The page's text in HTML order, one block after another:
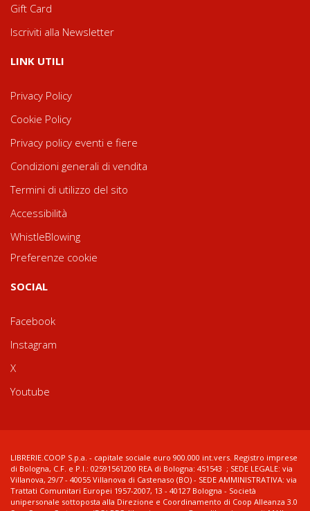
Gift Card
Iscriviti alla Newsletter
LINK UTILI
Privacy Policy
Cookie Policy
Privacy policy eventi e fiere
Condizioni generali di vendita
Termini di utilizzo del sito
Accessibilità
WhistleBlowing
Preferenze cookie
SOCIAL
Facebook
Instagram
X
Youtube
LIBRERIE.COOP S.p.a. - capitale sociale euro 900.000 int.vers. Registro imprese
di Bologna, C.F. e P.I.: 02591561200 REA di Bologna: 451543 ; SEDE LEGALE: via
Villanova, 29/7 - 40055 Villanova di Castenaso (BO) - SEDE AMMINISTRATIVA: via
Trattati Comunitari Europei 1957-2007, 13 - 40127 Bologna - Società
unipersonale sottoposta alla Direzione e Coordinamento di Coop Alleanza 3.0